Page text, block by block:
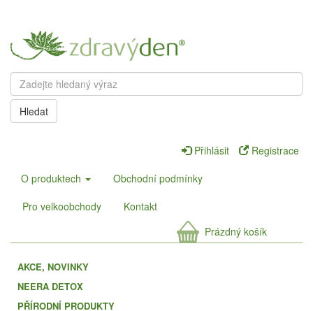
Hledat
Přihlásit
Registrace
O produktech
Obchodní podmínky
Pro velkoobchody
Kontakt
Prázdný košík
AKCE, NOVINKY
NEERA DETOX
PŘÍRODNÍ PRODUKTY